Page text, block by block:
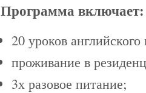
Программа включает:
20 уроков
проживание в
3х разовое питание;